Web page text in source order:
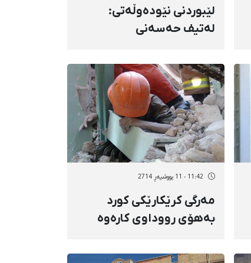
لێبوردنی نێودەوڵەتی:
لەتیف حەسەنی
دەبێ ئازاد بكرێت
11:42 - 11 پووشپەڕ 2714
مەرگی كرێكارێكی كورد
بەهۆی رووداوی كارەوە